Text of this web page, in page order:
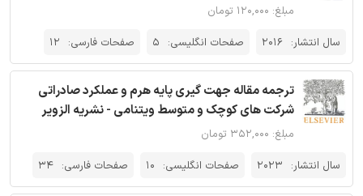
مبلغ: ۱۲۰,۰۰۰ تومان
سال انتشار: 2016 صفحات انگلیسی: 5 صفحات فارسی: 12
ترجمه مقاله جهت گیری پایه هرم و عملکرد صادراتی
شرکت های کوچک و متوسط ویتنامی - نشریه الزویر
مبلغ: ۳۵۲,۰۰۰ تومان
سال انتشار: 2023 صفحات انگلیسی: 10 صفحات فارسی: 34